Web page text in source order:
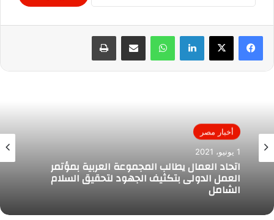
لينكدإن واتساب مشاركة عبر البريد طباعة
أخبار مصر
1 يونيو، 2021
اتحاد العمال يطالب المجموعة العربية بمؤتمر
العمل الدولى بتكثيف الجهود لتحقيق السلام
الشامل